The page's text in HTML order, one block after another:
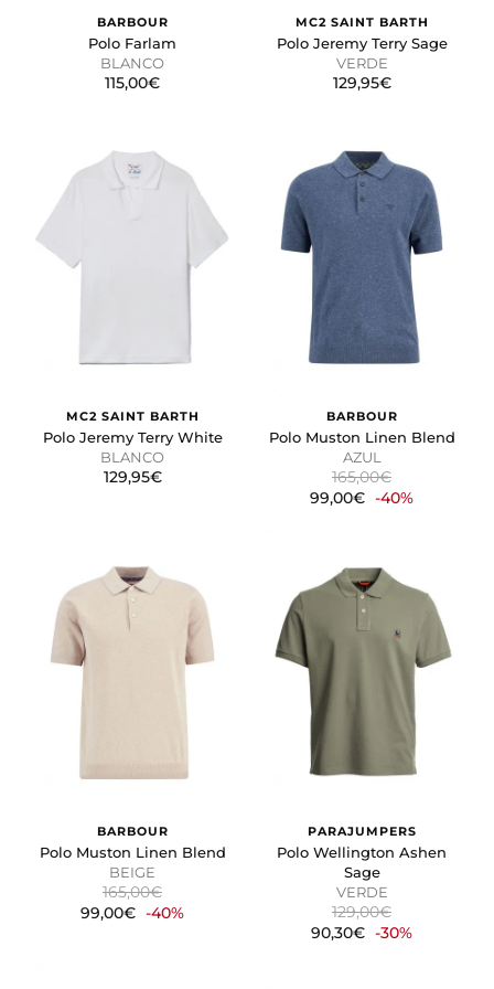
BARBOUR
Polo Farlam
BLANCO
115,00€
MC2 SAINT BARTH
Polo Jeremy Terry Sage
VERDE
129,95€
MC2 SAINT BARTH
Polo Jeremy Terry White
BLANCO
129,95€
BARBOUR
Polo Muston Linen Blend
AZUL
165,00€
99,00€ -40%
BARBOUR
Polo Muston Linen Blend
BEIGE
165,00€
99,00€ -40%
PARAJUMPERS
Polo Wellington Ashen
Sage
VERDE
129,00€
90,30€ -30%
GUARDAR CONFIGURACIÓN
Puedes volver a configurar tus cookies desde la sección
"Configuración de cookies" al pie de la página. También puedes
consultar nuestra
política de cookies